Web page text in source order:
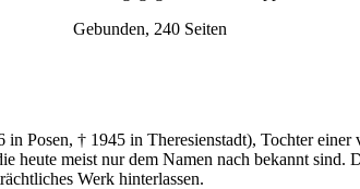
Gebunden, 240 Seiten
Posen, † 1945 in Theresienstadt), Tochter
heute meist nur dem Namen nach bekannt
Werk hinterlassen.